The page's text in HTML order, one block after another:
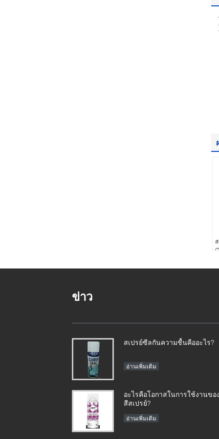
ข่าว
สเปรย์ซีลกันความชื้นคืออะไร?
อ่านเพิ่มเติม
อะไรคือโอกาสในการใช้งานขอ
สีสเปรย์?
อ่านเพิ่มเติม